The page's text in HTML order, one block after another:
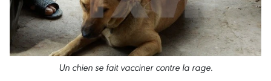
Un chien se fait vacciner contre la rage.